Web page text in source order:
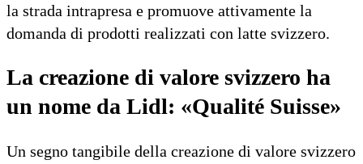
la strada intrapresa e promuove attivamente la
domanda di prodotti realizzati con latte svizzero.
La creazione di valore svizzero ha
un nome da Lidl: «Qualité Suisse»
Un segno tangibile della creazione di valore svizzero